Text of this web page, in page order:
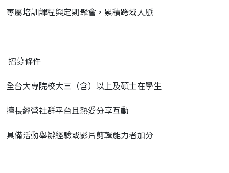
專屬培訓課程與定期聚會，累積跨域人脈
招募條件
全台大專院校大三（含）以上及碩士在學生
擅長經營社群平台且熱愛分享互動
具備活動舉辦經驗或影片剪輯能力者加分